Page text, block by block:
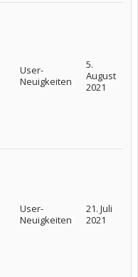
User-
Neuigkeiten
5.
August
2021
User-
Neuigkeiten
21. Juli
2021